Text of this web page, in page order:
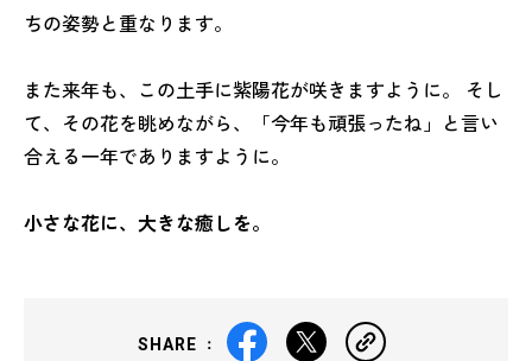
ちの姿勢と重なります。
また来年も、この土手に紫陽花が咲きますように。 そし
て、その花を眺めながら、「今年も頑張ったね」と言い
合える一年でありますように。
小さな花に、大きな癒しを。
SHARE